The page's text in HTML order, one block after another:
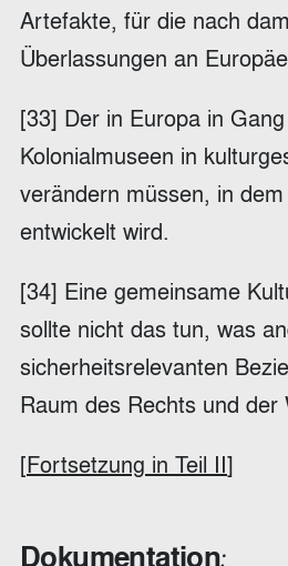
Artefakte, für die nach
Überlassungen an
[33] Der in Europa in
Kolonialmuseen in
verändern müssen, in
entwickelt wird.
[34] Eine gemeinsame
sollte nicht das tun, was
sicherheitsrelevanten
Raum des Rechts und der
[Fortsetzung in Teil II]
Dokumentation: